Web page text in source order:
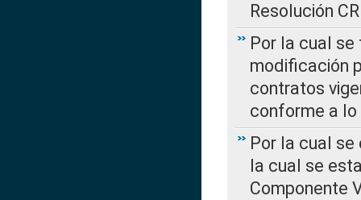
Resolución
Por la cual
modificación
contratos
conforme a lo
Por la cual se
la cual se
Componente